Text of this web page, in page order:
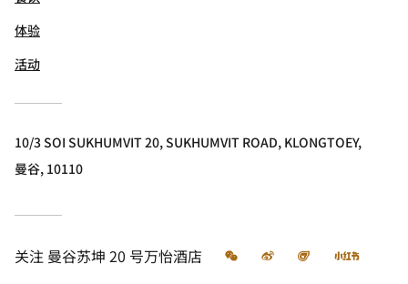
体验
活动
10/3 SOI SUKHUMVIT 20, SUKHUMVIT ROAD, KLONGTOEY,
曼谷, 10110
关注 曼谷苏坤 20 号万怡酒店 微信 微博 飞猪 小红书